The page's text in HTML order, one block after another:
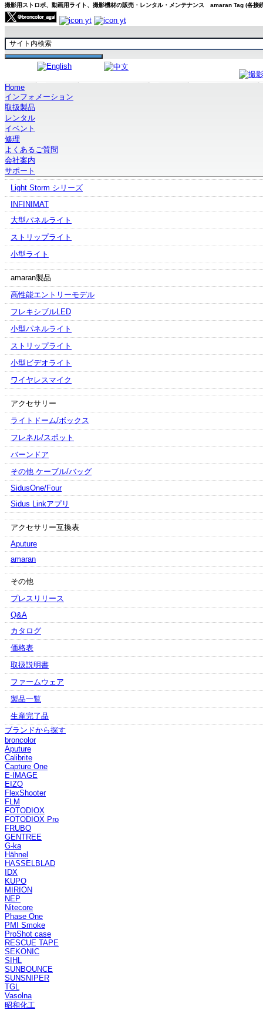
撮影用ストロボ、動画用ライト、撮影機材の販売・レンタル・メンテナンス amaran Tag (各接
Home
インフォメーション
取扱製品
レンタル
イベント
修理
よくあるご質問
会社案内
サポート
ホーム
Aputure製品
STORM
Electro Stormシリーズ
Light Storm シリーズ
INFINIMAT
大型パネルライト
ストリップライト
小型ライト
amaran製品
高性能エントリーモデル
フレキシブルLED
小型パネルライト
ストリップライト
小型ビデオライト
ワイヤレスマイク
アクセサリー
ライトドーム/ボックス
フレネル/スポット
バーンドア
その他 ケーブル/バッグ
SidusOne/Four
Sidus Linkアプリ
アクセサリー互換表
Aputure
amaran
その他
プレスリリース
Q&A
カタログ
価格表
取扱説明書
ファームウェア
製品一覧
生産完了品
ブランドから探す
broncolor
Aputure
Calibrite
Capture One
E-IMAGE
EIZO
FlexShooter
FLM
FOTODIOX
FOTODIOX Pro
FRUBO
GENTREE
G-ka
Hähnel
HASSELBLAD
IDX
KUPO
MIRION
NEP
Nitecore
Phase One
PMI Smoke
ProShot case
RESCUE TAPE
SEKONIC
SIHL
SUNBOUNCE
SUNSNIPER
TGL
Vasolna
昭和化工